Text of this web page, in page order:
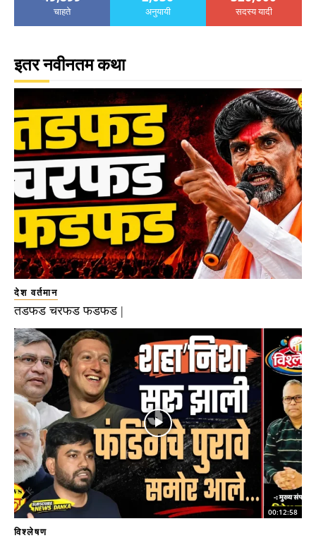
चाहते अनुयायी सदस्य यादी
इतर नवीनतम कथा
देश वर्तमान
तडफड चरफड फडफड |
00:12:58
विश्लेषण